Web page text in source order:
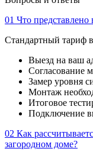
01 Что представлено
Стандартный тариф
Выезд на ваш
Согласование
Замер уровня
Монтаж
Итоговое
Подключение
02 Как
загородном доме?